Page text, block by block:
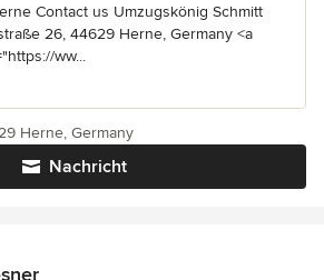
Contact us Umzugskönig Schmitt
26, 44629 Herne, Germany <a
ww...
Nachricht
Herne, Germany